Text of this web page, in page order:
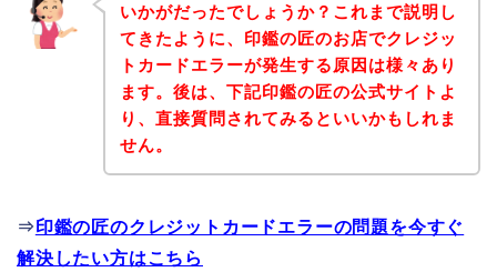
いかがだったでしょうか？これまで説明し
てきたように、印鑑の匠のお店でクレジッ
トカードエラーが発生する原因は様々あり
ます。後は、下記印鑑の匠の公式サイトよ
り、直接質問されてみるといいかもしれま
せん。
⇒印鑑の匠のクレジットカードエラーの問題を今すぐ
解決したい方はこちら